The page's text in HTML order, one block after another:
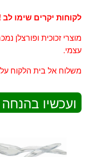
לקוחות יקרים שימו לב
מוצרי זכוכית ופורצלן
עצמי.
משלוח אל בית הלקוח
ועכשיו